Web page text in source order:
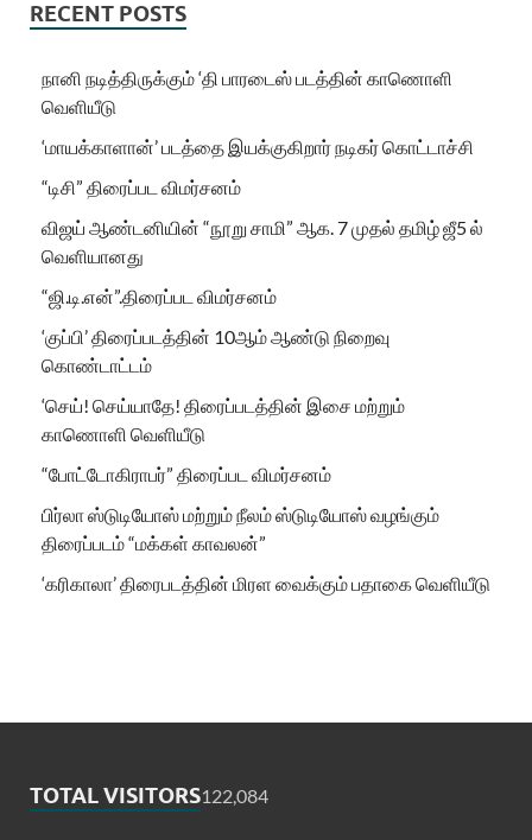
RECENT POSTS
நானி நடித்திருக்கும் ‘தி பாரடைஸ் படத்தின் காணொளி
வெளியீடு
‘மாயக்காளான்’ படத்தை இயக்குகிறார் நடிகர் கொட்டாச்சி
“டிசி” திரைப்பட விமர்சனம்
விஜய் ஆண்டனியின் “நூறு சாமி” ஆக. 7 முதல் தமிழ் ஜீ5 ல்
வெளியானது
“ஜி.டி.என்”.திரைப்பட விமர்சனம்
‘குப்பி’ திரைப்படத்தின் 10ஆம் ஆண்டு நிறைவு
கொண்டாட்டம்
‘செய்! செய்யாதே! திரைப்படத்தின் இசை மற்றும்
காணொளி வெளியீடு
“போட்டோகிராபர்” திரைப்பட விமர்சனம்
பிர்லா ஸ்டுடியோஸ் மற்றும் நீலம் ஸ்டுடியோஸ் வழங்கும்
திரைப்படம் “மக்கள் காவலன்”
‘கரிகாலா’ திரைபடத்தின் மிரள வைக்கும் பதாகை வெளியீடு
TOTAL VISITORS122,084